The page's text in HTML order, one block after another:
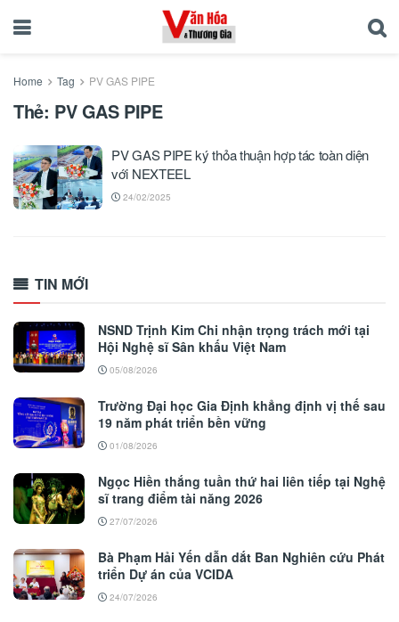
Home Tag PV GAS PIPE
Thẻ: PV GAS PIPE
PV GAS PIPE ký thỏa thuận hợp tác toàn diện
với NEXTEEL
24/02/2025
TIN MỚI
NSND Trịnh Kim Chi nhận trọng trách mới tại
Hội Nghệ sĩ Sân khấu Việt Nam
05/08/2026
Trường Đại học Gia Định khẳng định vị thế sau
19 năm phát triển bền vững
01/08/2026
Ngọc Hiền thắng tuần thứ hai liên tiếp tại Nghệ
sĩ trang điểm tài năng 2026
27/07/2026
Bà Phạm Hải Yến dẫn dắt Ban Nghiên cứu Phát
triển Dự án của VCIDA
24/07/2026